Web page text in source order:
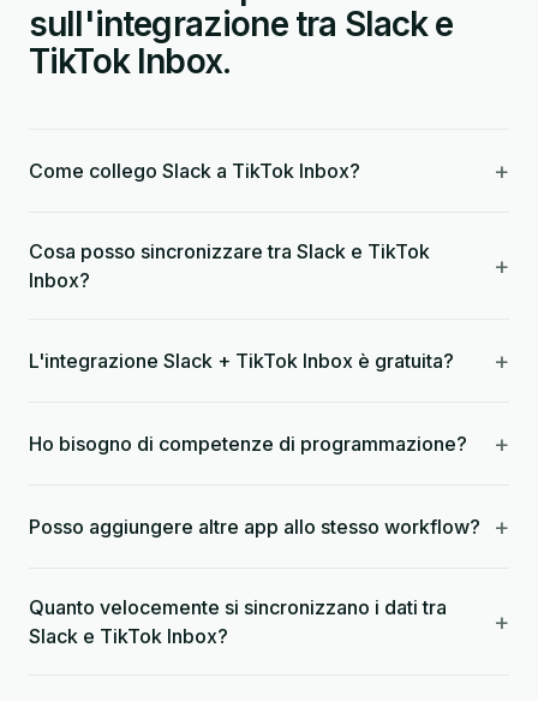
sull'integrazione tra Slack e
TikTok Inbox.
Come collego Slack a TikTok Inbox? +
Cosa posso sincronizzare tra Slack e TikTok
Inbox?
+
L'integrazione Slack + TikTok Inbox è gratuita? +
Ho bisogno di competenze di programmazione? +
Posso aggiungere altre app allo stesso workflow? +
Quanto velocemente si sincronizzano i dati tra
Slack e TikTok Inbox?
+